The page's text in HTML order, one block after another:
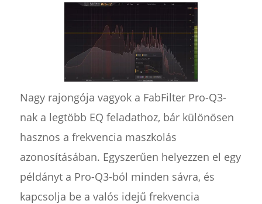
Nagy rajongója vagyok a FabFilter Pro-Q3-
nak a legtöbb EQ feladathoz, bár különösen
hasznos a frekvencia maszkolás
azonosításában. Egyszerűen helyezzen el egy
példányt a Pro-Q3-ból minden sávra, és
kapcsolja be a valós idejű frekvencia